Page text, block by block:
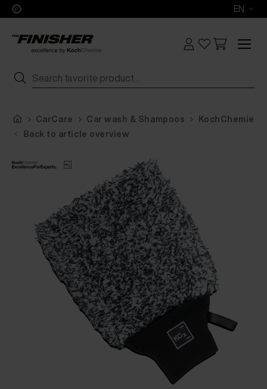
EN
CarCare Car wash & Shampoos
KochChemie
Back to article overview